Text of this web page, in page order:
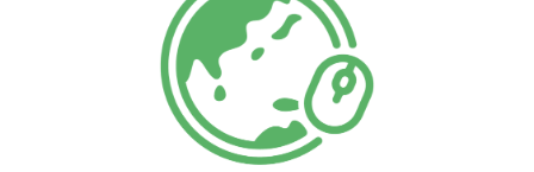
戲一般，一下子是手帕，但是等一下卻變成了一束鮮花。
巴斯重視不同社群的人與自然互動的態度，讓他不至於落
入某些浪漫主義的環保人士將人與自然二分的荒野詮釋觀
點，這種同時能夠洞悉人性以及瞭解自然的本事，的確令
人讚賞！...(1999.1.12)